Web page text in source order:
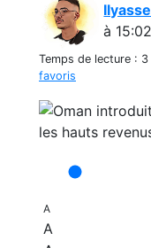
à 15:02
Temps de lecture : 3
favoris
A
A